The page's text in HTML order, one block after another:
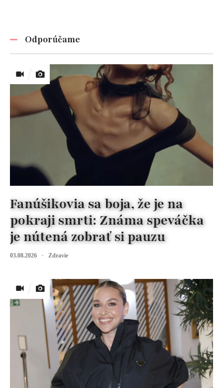
Odporúčame
Fanúšikovia sa boja, že je na
pokraji smrti: Známa speváčka
je nútená zobrať si pauzu
03.08.2026 Zdravie